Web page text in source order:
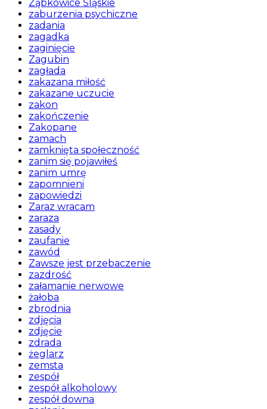
Ząbkowice Śląskie
zaburzenia psychiczne
zadania
zagadka
zaginięcie
Zagubin
zagłada
zakazana miłość
zakazane uczucie
zakon
zakończenie
Zakopane
zamach
zamknięta społeczność
zanim się pojawiłeś
zanim umrę
zapomnieni
zapowiedzi
Zaraz wracam
zaraza
zasady
zaufanie
zawód
Zawsze jest przebaczenie
zazdrość
załamanie nerwowe
żałoba
zbrodnia
zdjęcia
zdjęcie
zdrada
żeglarz
zemsta
zespół
zespół alkoholowy
zespół downa